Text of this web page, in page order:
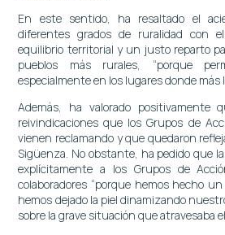
En este sentido, ha resaltado el
diferentes grados de ruralidad con
equilibrio territorial y un justo reparto
pueblos más rurales, “porque
especialmente en los lugares donde más
Además, ha valorado positivamente
reivindicaciones que los Grupos de
vienen reclamando y que quedaron
Sigüenza. No obstante, ha pedido que
explícitamente a los Grupos de
colaboradores “porque hemos hecho
hemos dejado la piel dinamizando
sobre la grave situación que atravesaba